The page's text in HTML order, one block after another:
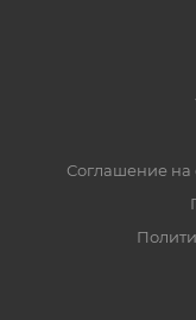
Соглашение на